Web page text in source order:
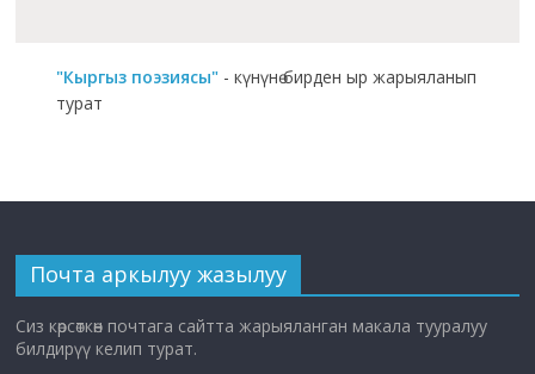
"Кыргыз поэзиясы" - күнүнө бирден ыр жарыяланып
турат
Почта аркылуу жазылуу
Сиз көрсөткөн почтага сайтта жарыяланган макала тууралуу
билдирүү келип турат.